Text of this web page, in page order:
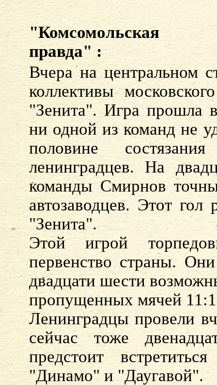
"Комсомольская
правда" :
Вчера на центральном
коллективы
"Зенита". Игра прошла
ни одной из команд не
половине
ленинградцев. На
команды Смирнов
автозаводцев. Этот
"Зенита".
Этой игрой
первенство страны.
двадцати шести
пропущенных мячей
Ленинградцы провели
сейчас тоже
предстоит
"Динамо" и "Даугавой".